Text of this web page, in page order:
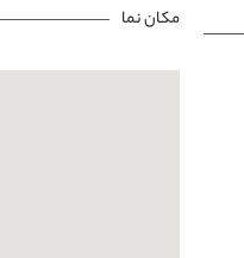
مکان نما